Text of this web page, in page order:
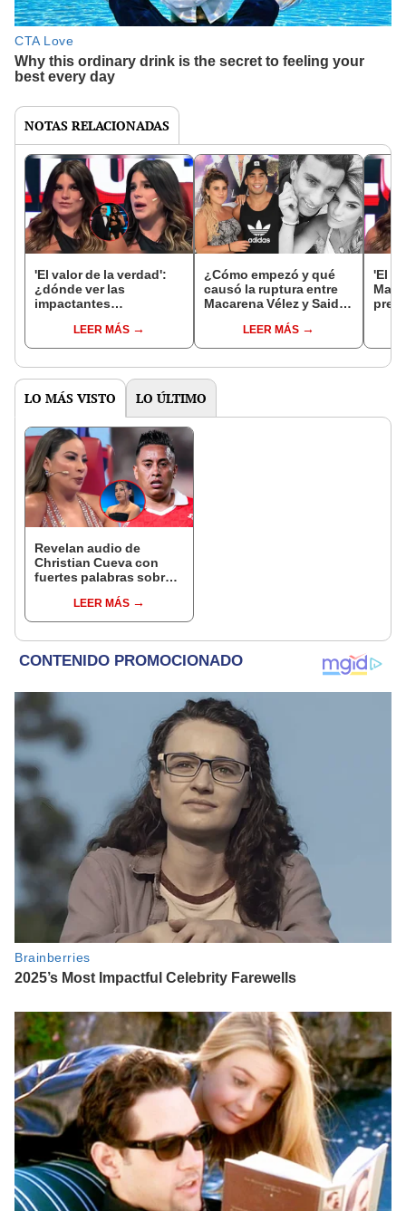
NOTAS RELACIONADAS
'El valor de la verdad':
¿dónde ver las
impactantes
Macarena Vélez sobre
Said Palao?
LEER MÁS
¿Cómo empezó y qué
causó la ruptura entre
Macarena Vélez y Said
LEER MÁS
'El
LO MÁS VISTO LO ÚLTIMO
Revelan audio de
Christian Cueva con
fuertes palabras sobre
López: "No eres nada"
LEER MÁS